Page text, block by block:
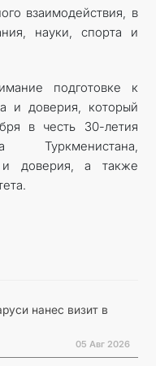
взаимодействия, в
науки, спорта и
подготовке к
и доверия, который
в честь 30-летия
Туркменистана,
доверия, а также
нанес визит в
05 Авг 2026